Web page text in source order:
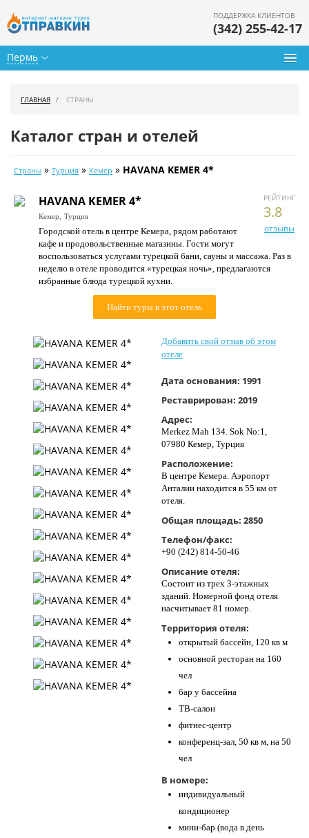
Пермь
ПОДДЕРЖКА КЛИЕНТОВ
(342) 255-42-17
Календарь туров
Цены дня
Страны
Как купить
ГЛАВНАЯ СТРАНЫ
Каталог стран и отелей
Страны » Турция » Кемер » HAVANA KEMER 4*
РЕЙТИНГ
3.8
отзывы
HAVANA KEMER 4*
Кемер, Турция
Городской отель в центре Кемера, рядом работают
кафе и продовольственные магазины. Гости могут
воспользоваться услугами турецкой бани, сауны и массажа. Раз в
неделю в отеле проводится «турецкая ночь», предлагаются
избранные блюда турецкой кухни.
Найти туры в этот отель
Добавить свой отзыв об этом
отеле
Дата основания: 1991
Реставрирован: 2019
Адрес:
Merkez Mah 134. Sok No:1,
07980 Кемер, Турция
Расположение:
В центре Кемера. Аэропорт
Анталии находится в 55 км от
отеля.
Общая площадь: 2850
Телефон/факс:
+90 (242) 814-50-46
Описание отеля:
Состоит из трех 3-этажных
зданий. Номерной фонд отеля
насчитывает 81 номер.
Территория отеля:
открытый бассейн, 120 кв м
основной ресторан на 160
чел
бар у бассейна
ТВ-салон
фитнес-центр
конференц-зал, 50 кв м, на 50
чел
В номере:
индивидуальный
кондиционер
мини-бар (вода в день